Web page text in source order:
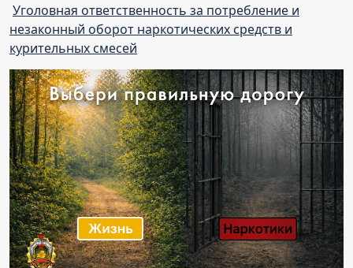
Уголовная ответственность за потребление и
незаконный оборот наркотических средств и
курительных смесей